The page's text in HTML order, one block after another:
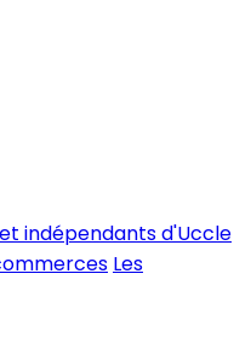
indépendants d'Uccle
Les